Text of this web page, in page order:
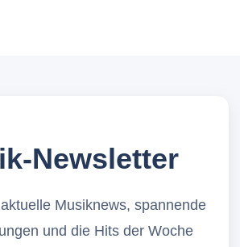
Newsletter
Musiknews, spannende
und die Hits der Woche